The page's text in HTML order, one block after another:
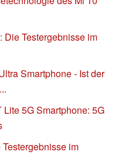
Die Testergebnisse im
Smartphone - Ist der
Lite 5G Smartphone: 5G
im